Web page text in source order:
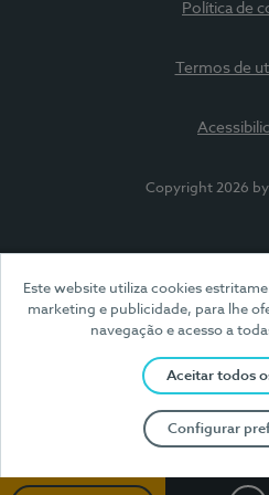
Este website utiliza cookies
marketing e publicidade, para lhe
navegação e acesso a
Aceitar todos
Configurar
Política de
Termos de
Copyright 2026